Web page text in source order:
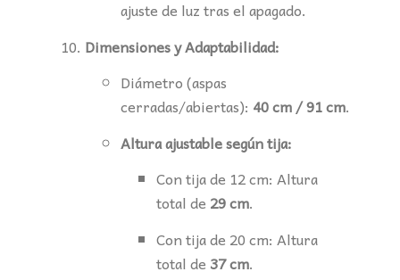
ajuste de luz tras el apagado.
Dimensiones y Adaptabilidad:
Diámetro (aspas
cerradas/abiertas): 40 cm / 91 cm.
Altura ajustable según tija:
Con tija de 12 cm: Altura
total de 29 cm.
Con tija de 20 cm: Altura
total de 37 cm.